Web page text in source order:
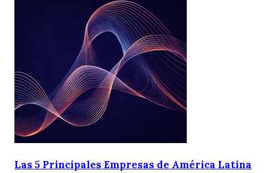
Las 5 Principales Empresas de América Latina